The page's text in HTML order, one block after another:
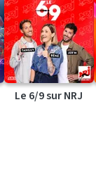
Le 6/9 sur NRJ